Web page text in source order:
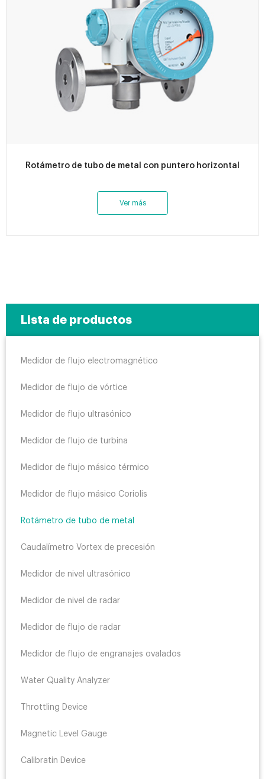
Lista de productos
Medidor de flujo electromagnético
Medidor de flujo de vórtice
Medidor de flujo ultrasónico
Medidor de flujo de turbina
Medidor de flujo másico térmico
Medidor de flujo másico Coriolis
Rotámetro de tubo de metal
Caudalímetro Vortex de precesión
Medidor de nivel ultrasónico
Medidor de nivel de radar
Medidor de flujo de radar
Medidor de flujo de engranajes ovalados
Water Quality Analyzer
Throttling Device
Magnetic Level Gauge
Calibratin Device
Rotámetro de tubo de metal con puntero horizontal
Ver más